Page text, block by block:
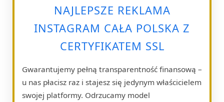
NAJLEPSZE REKLAMA
INSTAGRAM CAŁA POLSKA Z
CERTYFIKATEM SSL
Gwarantujemy pełną transparentność finansową –
u nas płacisz raz i stajesz się jedynym właścicielem
swojej platformy. Odrzucamy model